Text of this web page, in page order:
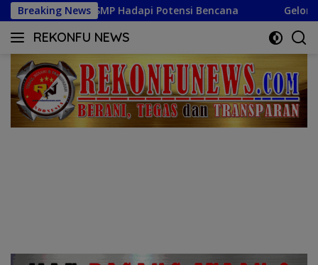
Langsung
ke
konten
Breaking News
Bencana Gelorakan Semangat Kemerdekaan,
REKONFU NEWS
Tegas,
Berani
dan
Transparan